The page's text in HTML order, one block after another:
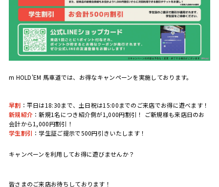
m HOLD'EM 馬車道では、お得なキャンペーンを実施しております。
早割 ：平日は18:30まで、土日祝は15:00までのご来店でお得に遊べます！
新規紹介 ：新規1名につき紹介側が1,000円割引！ ご新規様も来店日のお
会計から1,000円割引！
学生割引 ：学生証ご提示で500円引きいたします！
キャンペーンを利用してお得に遊びませんか？
皆さまのご来店お待ちしております！